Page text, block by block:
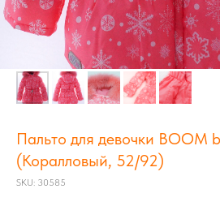
Пальто для девочки BOOM
(Коралловый, 52/92)
SKU: 30585